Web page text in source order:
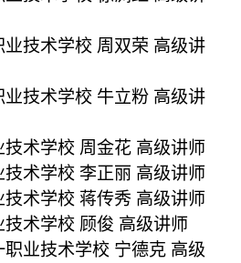
技术学校 周双荣 高级讲
技术学校 牛立粉 高级讲
术学校 周金花 高级讲师
术学校 李正丽 高级讲师
术学校 蒋传秀 高级讲师
术学校 顾俊 高级讲师
业技术学校 宁德克 高级